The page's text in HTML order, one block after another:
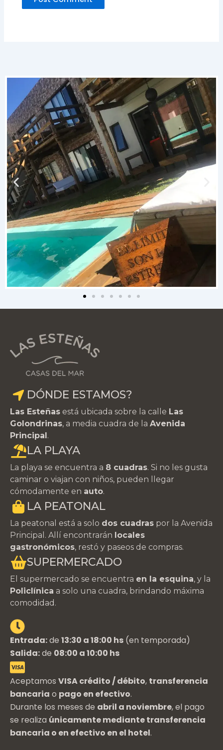
DÓNDE ESTAMOS?
Las Esteñas está ubicada sobre la calle Las
Golondrinas, a media cuadra de la Avenida
Principal .
LA PLAYA
La playa se encuentra a 8 cuadras. Si no les gusta
caminar o viajan con niños, pueden llegar
cómodamente en auto.
LA PEATONAL
La peatonal está a solo dos cuadras por la Avenida
Principal. Allí encontrarán locales
gastronómicos, restó y paseos de compras.
SUPERMERCADO
El supermercado se encuentra en la esquina, y la
Policlínica a solo una cuadra, brindando máxima
comodidad.
Entrada:de 13:30 a 18:00 hs (en temporada)
Salida:de 08:00 a 10:00 hs
Aceptamos VISA crédito / débito, transferencia
bancaria o pago en efectivo.
Durante los meses de abril a noviembre, el pago
se realiza únicamente mediante transferencia
bancaria o en efectivo en el hotel.